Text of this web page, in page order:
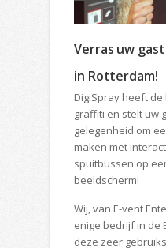
Verras uw
in Rotterdam!
DigiSpray heeft
graffiti en stelt uw
gelegenheid om
maken met
spuitbussen op
beeldscherm!
Wij, van E-vent
enige bedrijf in de
deze zeer